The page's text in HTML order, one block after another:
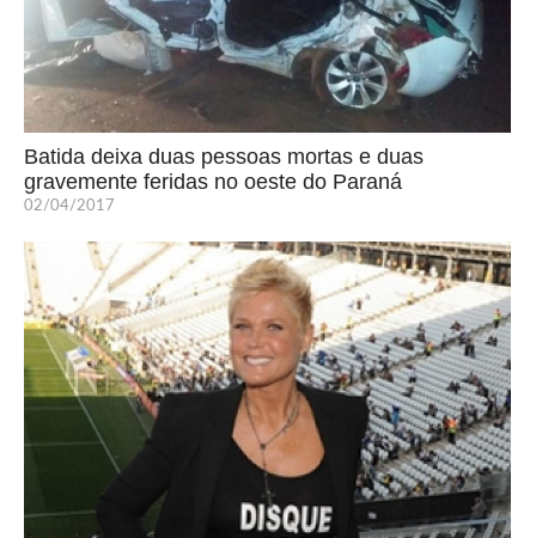
Batida deixa duas pessoas mortas e duas
gravemente feridas no oeste do Paraná
02/04/2017